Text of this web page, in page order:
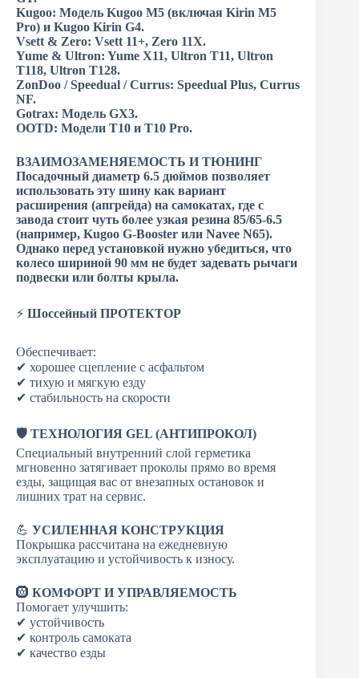
Kugoo: Модель Kugoo M5 (включая Kirin M5
Pro) и Kugoo Kirin G4.
Vsett & Zero: Vsett 11+, Zero 11X.
Yume & Ultron: Yume X11, Ultron T11, Ultron
T118, Ultron T128.
ZonDoo / Speedual / Currus: Speedual Plus, Currus
NF.
Gotrax: Модель GX3.
OOTD: Модели T10 и T10 Pro.
ВЗАИМОЗАМЕНЯЕМОСТЬ И ТЮНИНГ
Посадочный диаметр 6.5 дюймов позволяет
использовать эту шину как вариант
расширения (апгрейда) на самокатах, где с
завода стоит чуть более узкая резина 85/65-6.5
(например, Kugoo G-Booster или Navee N65).
Однако перед установкой нужно убедиться, что
колесо шириной 90 мм не будет задевать рычаги
подвески или болты крыла.
⚡ Шоссейный ПРОТЕКТОР
Обеспечивает:
✔ хорошее сцепление с асфальтом
✔ тихую и мягкую езду
✔ стабильность на скорости
🛡 ТЕХНОЛОГИЯ GEL (АНТИПРОКОЛ)
Специальный внутренний слой герметика
мгновенно затягивает проколы прямо во время
езды, защищая вас от внезапных остановок и
лишних трат на сервис.
💪 УСИЛЕННАЯ КОНСТРУКЦИЯ
Покрышка рассчитана на ежедневную
эксплуатацию и устойчивость к износу.
🛞 КОМФОРТ И УПРАВЛЯЕМОСТЬ
Помогает улучшить:
✔ устойчивость
✔ контроль самоката
✔ качество езды